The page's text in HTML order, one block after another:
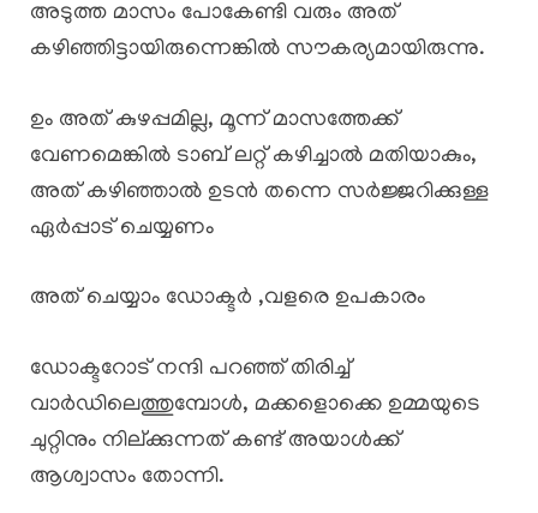
അടുത്ത മാസം പോകേണ്ടി വരും അത്
കഴിഞ്ഞിട്ടായിരുന്നെങ്കിൽ സൗകര്യമായിരുന്നു.
ഉം അത് കുഴപ്പമില്ല, മൂന്ന് മാസത്തേക്ക്
വേണമെങ്കിൽ ടാബ് ലറ്റ് കഴിച്ചാൽ മതിയാകും,
അത് കഴിഞ്ഞാൽ ഉടൻ തന്നെ സർജ്ജറിക്കുള്ള
ഏർപ്പാട് ചെയ്യണം
അത് ചെയ്യാം ഡോക്ടർ ,വളരെ ഉപകാരം
ഡോക്ടറോട് നന്ദി പറഞ്ഞ് തിരിച്ച്
വാർഡിലെത്തുമ്പോൾ, മക്കളൊക്കെ ഉമ്മയുടെ
ചുറ്റിനും നില്ക്കുന്നത് കണ്ട് അയാൾക്ക്
ആശ്വാസം തോന്നി.